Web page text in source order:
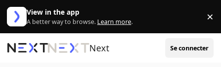
Aller au contenu
View in the app
A better way to browse. Learn more. ×
Next Se connecter